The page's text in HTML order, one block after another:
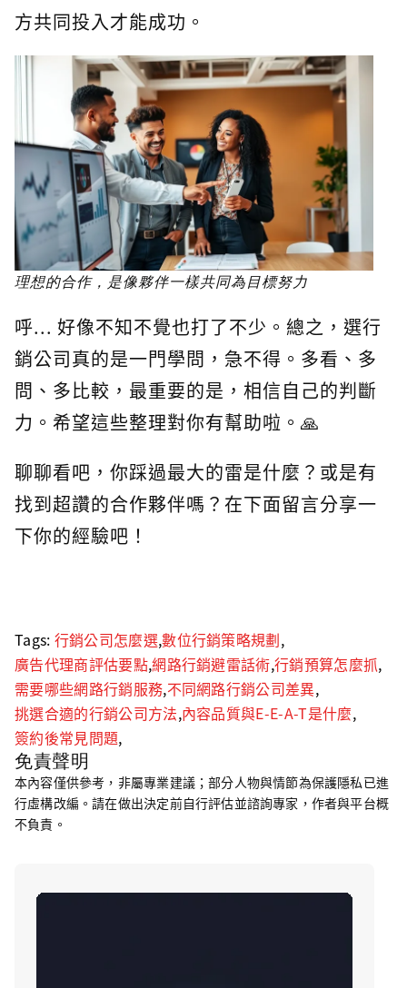
方共同投入才能成功。
理想的合作，是像夥伴一樣共同為目標努力
呼... 好像不知不覺也打了不少。總之，選行
銷公司真的是一門學問，急不得。多看、多
問、多比較，最重要的是，相信自己的判斷
力。希望這些整理對你有幫助啦。🙏
聊聊看吧，你踩過最大的雷是什麼？或是有
找到超讚的合作夥伴嗎？在下面留言分享一
下你的經驗吧！
Tags: 行銷公司怎麼選,數位行銷策略規劃,
廣告代理商評估要點,網路行銷避雷話術,行銷預算怎麼抓,
需要哪些網路行銷服務,不同網路行銷公司差異,
挑選合適的行銷公司方法,內容品質與E-E-A-T是什麼,
簽約後常見問題,
免責聲明
本內容僅供參考，非屬專業建議；部分人物與情節為保護隱私已進
行虛構改編。請在做出決定前自行評估並諮詢專家，作者與平台概
不負責。